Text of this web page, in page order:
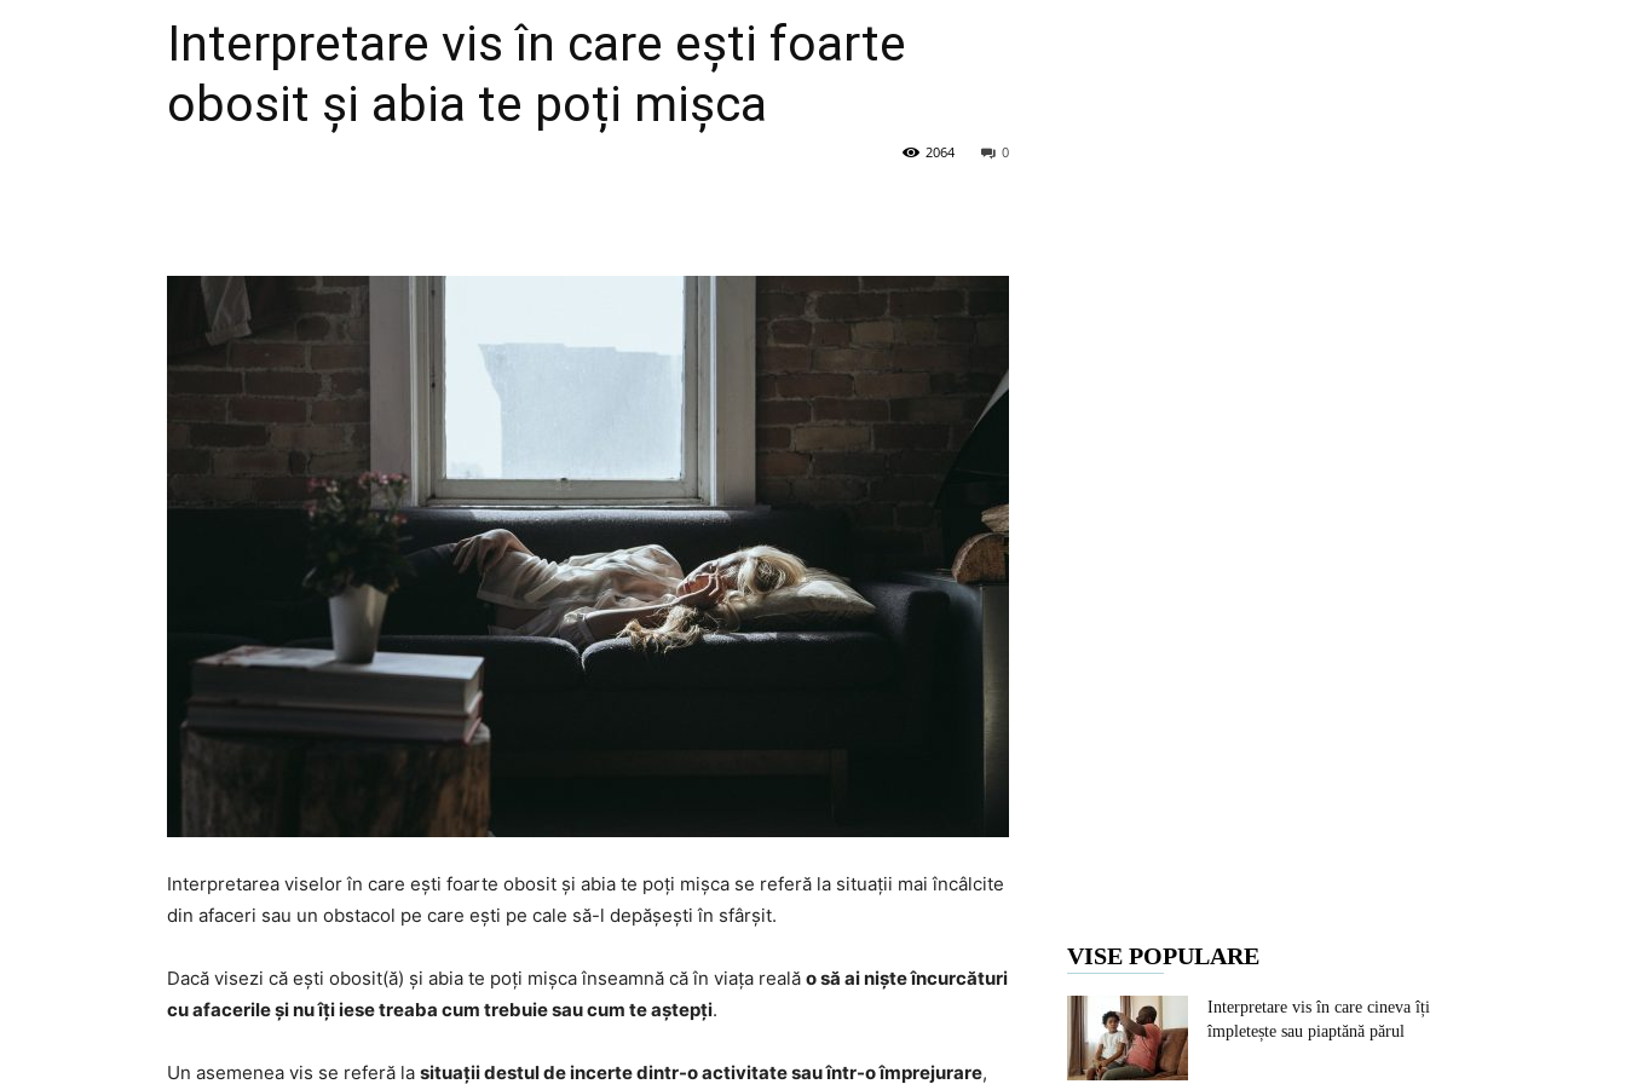
Interpretare vis în care ești foarte
obosit și abia te poți mișca
0
2064
Interpretarea viselor în care ești foarte obosit și abia te poți mișca se referă la situații mai încâlcite
din afaceri sau un obstacol pe care ești pe cale să-l depășești în sfârșit.
Dacă visezi că ești obosit(ă) și abia te poți mișca înseamnă că în viața reală o să ai niște încurcături
cu afacerile și nu îți iese treaba cum trebuie sau cum te aștepți.
Un asemenea vis se referă la situații destul de incerte dintr-o activitate sau într-o împrejurare,
VISE POPULARE
Interpretare vis în care cineva îți
împletește sau piaptănă părul